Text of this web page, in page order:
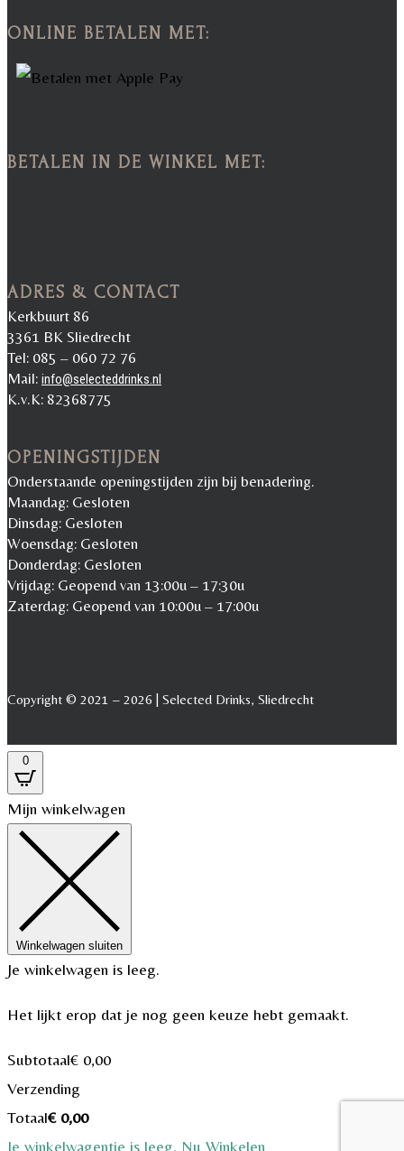
ONLINE BETALEN MET:
BETALEN IN DE WINKEL MET:
ADRES & CONTACT
Kerkbuurt 86
3361 BK Sliedrecht
Tel: 085 – 060 72 76
Mail: info@selecteddrinks.nl
K.v.K: 82368775
OPENINGSTIJDEN
Onderstaande openingstijden zijn bij benadering.
Maandag: Gesloten
Dinsdag: Gesloten
Woensdag: Gesloten
Donderdag: Gesloten
Vrijdag: Geopend van 13:00u – 17:30u
Zaterdag: Geopend van 10:00u – 17:00u
Copyright © 2021 – 2026 | Selected Drinks, Sliedrecht
0
Mijn winkelwagen
Winkelwagen sluiten
Je winkelwagen is leeg.
Het lijkt erop dat je nog geen keuze hebt gemaakt.
Subtotaal€ 0,00
Verzending
Totaal€0,00
Je winkelwagentje is leeg. Nu Winkelen